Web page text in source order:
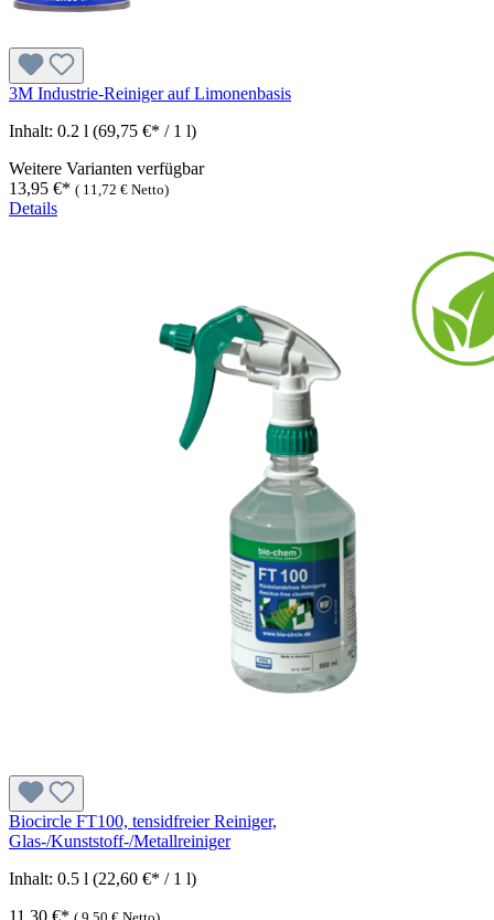
3M Industrie-Reiniger auf Limonenbasis
Inhalt: 0.2 l (69,75 €* / 1 l)
Weitere Varianten verfügbar
13,95 €* ( 11,72 € Netto)
Details
Biocircle FT100, tensidfreier Reiniger,
Glas-/Kunststoff-/Metallreiniger
Inhalt: 0.5 l (22,60 €* / 1 l)
11,30 €*